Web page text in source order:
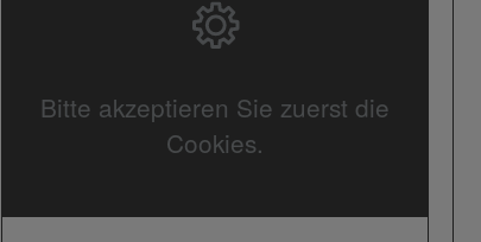
Bitte akzeptieren Sie zuerst die
Cookies.